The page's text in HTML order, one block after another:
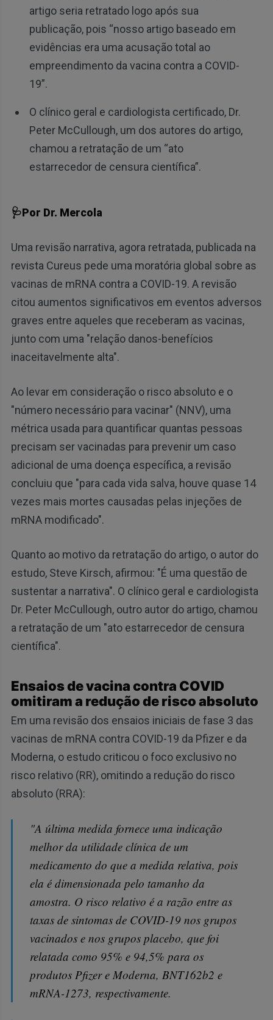
artigo seria retratado logo após sua
publicação, pois “nosso artigo baseado em
evidências era uma acusação total ao
empreendimento da vacina contra a COVID-
19”.
O clínico geral e cardiologista certificado, Dr.
Peter McCullough, um dos autores do artigo,
chamou a retratação de um “ato
estarrecedor de censura científica”.
🩺Por Dr. Mercola
Uma revisão narrativa, agora retratada, publicada na
revista Cureus pede uma moratória global sobre as
vacinas de mRNA contra a COVID-19. A revisão
citou aumentos significativos em eventos adversos
graves entre aqueles que receberam as vacinas,
junto com uma "relação danos-benefícios
inaceitavelmente alta".
Ao levar em consideração o risco absoluto e o
"número necessário para vacinar" (NNV), uma
métrica usada para quantificar quantas pessoas
precisam ser vacinadas para prevenir um caso
adicional de uma doença específica, a revisão
concluiu que "para cada vida salva, houve quase 14
vezes mais mortes causadas pelas injeções de
mRNA modificado".
Quanto ao motivo da retratação do artigo, o autor do
estudo, Steve Kirsch, afirmou: "É uma questão de
sustentar a narrativa". O clínico geral e cardiologista
Dr. Peter McCullough, outro autor do artigo, chamou
a retratação de um "ato estarrecedor de censura
científica".
Ensaios de vacina contra COVID
omitiram a redução de risco absoluto
Em uma revisão dos ensaios iniciais de fase 3 das
vacinas de mRNA contra COVID-19 da Pfizer e da
Moderna, o estudo criticou o foco exclusivo no
risco relativo (RR), omitindo a redução do risco
absoluto (RRA):
"A última medida fornece uma indicação
melhor da utilidade clínica de um
medicamento do que a medida relativa, pois
ela é dimensionada pelo tamanho da
amostra. O risco relativo é a razão entre as
taxas de sintomas de COVID-19 nos grupos
vacinados e nos grupos placebo, que foi
relatada como 95% e 94,5% para os
produtos Pfizer e Moderna, BNT162b2 e
mRNA-1273, respectivamente.